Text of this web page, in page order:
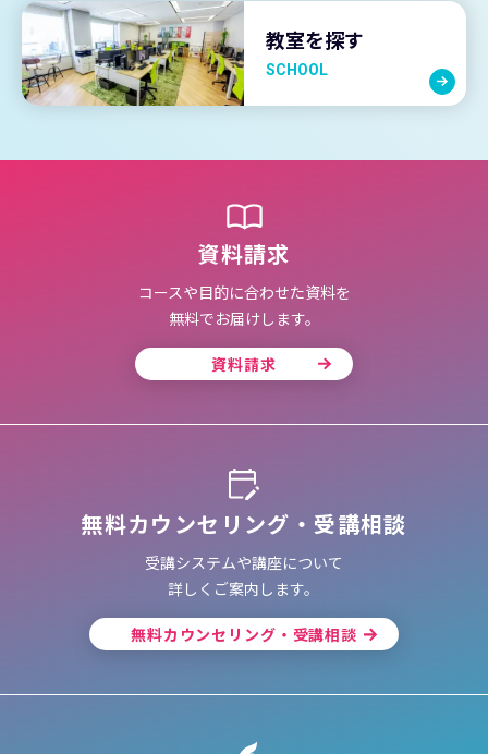
教室を探す
SCHOOL
資料請求
コースや目的に合わせた資料を
無料でお届けします。
資料請求
無料カウンセリング・受講相談
受講システムや講座について
詳しくご案内します。
無料カウンセリング・受講相談